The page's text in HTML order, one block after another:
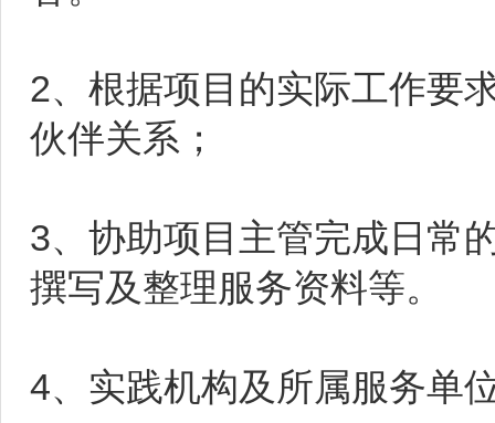
2、根据项目的实际工作要
伙伴关系；
3、协助项目主管完成日常
撰写及整理服务资料等。
4、实践机构及所属服务单